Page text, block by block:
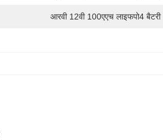
आरवी 12वी 100एएच लाइफपो4 बैटरी